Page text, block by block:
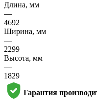
Длина, мм
—
4692
Ширина, мм
—
2299
Высота, мм
—
1829
Гарантия